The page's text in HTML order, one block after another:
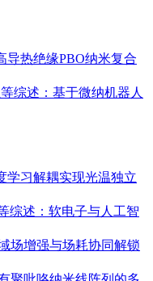
导热绝缘PBO纳米复合
综述：基于微纳机器人
学习解耦实现光温独立
综述：软电子与人工智
场增强与场耗协同解锁